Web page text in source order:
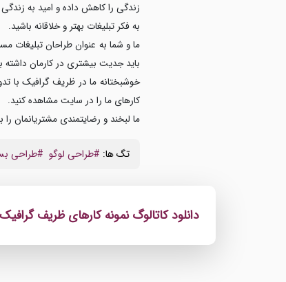
زندگی را کاهش داده و امید به
به فکر تبلیغات بهتر و خلاقانه باشید.
ما و شما به عنوان طراحان
باید جدیت بیشتری در کارمان داشته
خوشبختانه ما در ظریف گرافیک با
کارهای ما را در سایت مشاهده کنید.
ما لبخند و رضایتمندی مشتریانمان
تگ ها: #طراحی لوگو #طراحی
دانلود کاتالوگ نمونه کارهای ظریف گرافیک